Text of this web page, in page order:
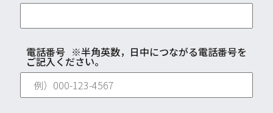
電話番号 ※半角英数，日中につながる電話番号を
ご記入ください。